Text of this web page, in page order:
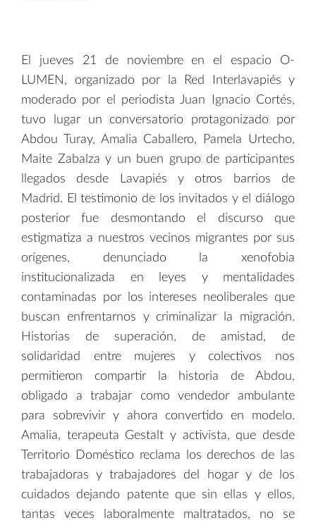
El jueves 21 de noviembre en el espacio O-
LUMEN, organizado por la Red Interlavapiés y
moderado por el periodista Juan Ignacio Cortés,
tuvo lugar un conversatorio protagonizado por
Abdou Turay, Amalia Caballero, Pamela Urtecho,
Maite Zabalza y un buen grupo de participantes
llegados desde Lavapiés y otros barrios de
Madrid. El testimonio de los invitados y el diálogo
posterior fue desmontando el discurso que
estigmatiza a nuestros vecinos migrantes por sus
orígenes, denunciado la xenofobia
institucionalizada en leyes y mentalidades
contaminadas por los intereses neoliberales que
buscan enfrentarnos y criminalizar la migración.
Historias de superación, de amistad, de
solidaridad entre mujeres y colectivos nos
permitieron compartir la historia de Abdou,
obligado a trabajar como vendedor ambulante
para sobrevivir y ahora convertido en modelo.
Amalia, terapeuta Gestalt y activista, que desde
Territorio Doméstico reclama los derechos de las
trabajadoras y trabajadores del hogar y de los
cuidados dejando patente que sin ellas y ellos,
tantas veces laboralmente maltratados, no se